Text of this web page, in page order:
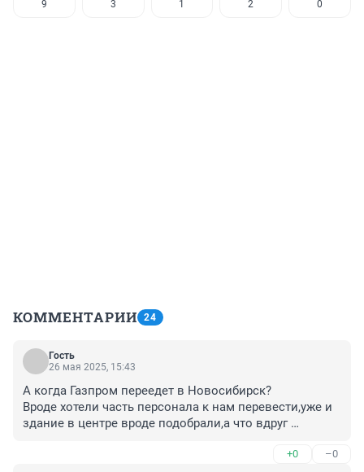
9 3 1 2 0
КОММЕНТАРИИ 24
Гость
26 мая 2025, 15:43
А когда Газпром переедет в Новосибирск?
Вроде хотели часть персонала к нам перевести,уже и
здание в центре вроде подобрали,а что вдруг
+0 –0